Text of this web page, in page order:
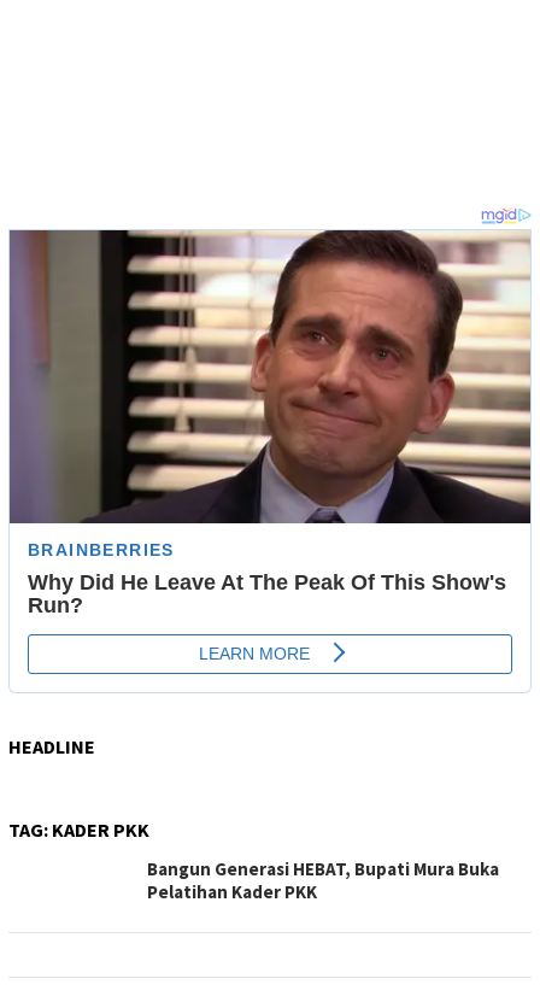
HEADLINE
TAG: KADER PKK
Bangun Generasi HEBAT, Bupati Mura Buka
Pelatihan Kader PKK